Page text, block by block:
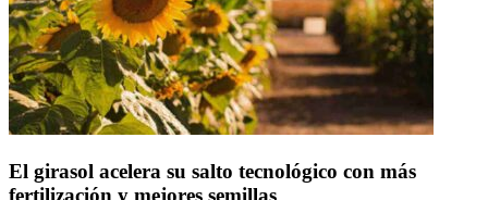
El girasol acelera su salto tecnológico con más
fertilización y mejores semillas